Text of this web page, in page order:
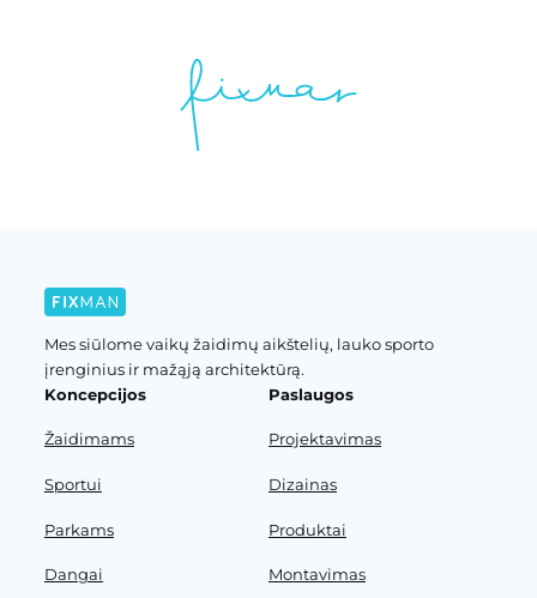
Mes siūlome vaikų žaidimų aikštelių, lauko sporto
įrenginius ir mažąją architektūrą.
Koncepcijos
Žaidimams
Sportui
Parkams
Dangai
Paslaugos
Projektavimas
Dizainas
Produktai
Montavimas